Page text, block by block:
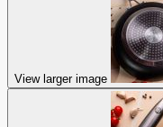
View larger image